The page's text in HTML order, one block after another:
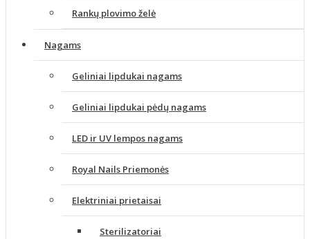
Rankų plovimo želė
Nagams
Geliniai lipdukai nagams
Geliniai lipdukai pėdų nagams
LED ir UV lempos nagams
Royal Nails Priemonės
Elektriniai prietaisai
Sterilizatoriai